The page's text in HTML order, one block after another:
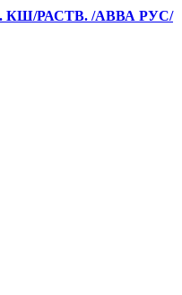
КШ/РАСТВ. /АВВА РУС/